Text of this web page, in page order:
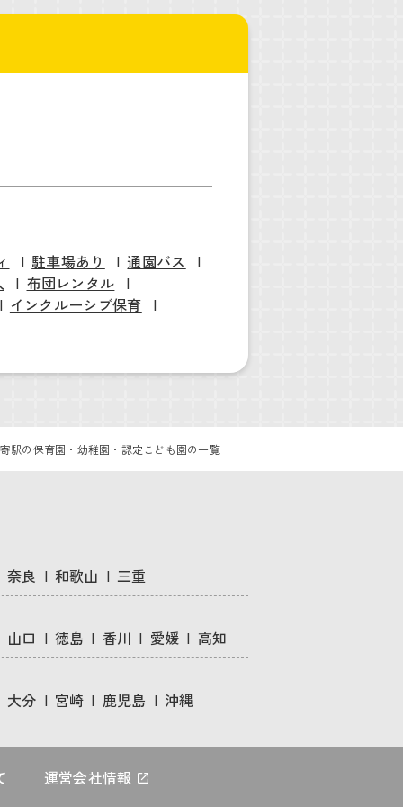
駐車場あり
通園バス
布団レンタル
インクルーシブ保育
駅の保育園・幼稚園・認定こども園の一覧
奈良 和歌山 三重
山口 徳島 香川 愛媛 高知
大分 宮崎 鹿児島 沖縄
運営会社情報